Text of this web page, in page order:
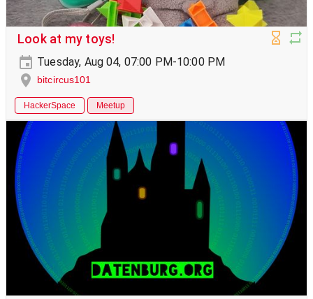
Look at my toys!
Tuesday, Aug 04, 07:00 PM-10:00 PM
bitcircus101
HackerSpace Meetup